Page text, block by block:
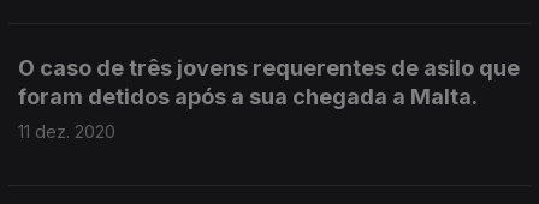
O caso de três jovens requerentes de asilo que
foram detidos após a sua chegada a Malta.
11 dez. 2020